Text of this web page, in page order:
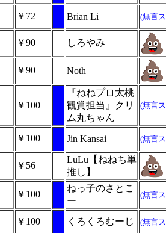
￥72 Brian Li (無言
￥90 しろやみ
￥90 Noth
￥100
『ねねプロ太桃
観賞担当』クリ
ム丸ちゃん
(無言
￥100 Jin Kansai (無言
￥56
LuLu【ねねち単
推し】
￥100
ねっ子のさとこ
ー
(無言
￥100 くろくろむーじ (無言